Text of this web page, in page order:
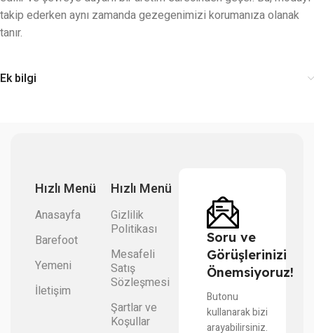
takip ederken aynı zamanda gezegenimizi korumanıza olanak
tanır.
Ek bilgi
Hızlı Menü
Anasayfa
Barefoot
Yemeni
İletişim
Hızlı Menü
Gizlilik
Politikası
Mesafeli
Satış
Sözleşmesi
Şartlar ve
Koşullar
Soru ve
Görüşlerinizi
Önemsiyoruz!
Butonu
kullanarak bizi
arayabilirsiniz.